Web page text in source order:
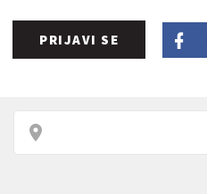
PRIJAVI SE